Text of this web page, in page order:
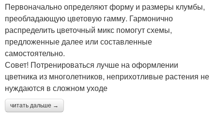
Первоначально определяют форму и размеры клумбы,
преобладающую цветовую гамму. Гармонично
распределить цветочный микс помогут схемы,
предложенные далее или составленные
самостоятельно.
​Совет! Потренироваться лучше на оформлении
цветника из многолетников, неприхотливые растения не
нуждаются в сложном уходе
читать дальше →